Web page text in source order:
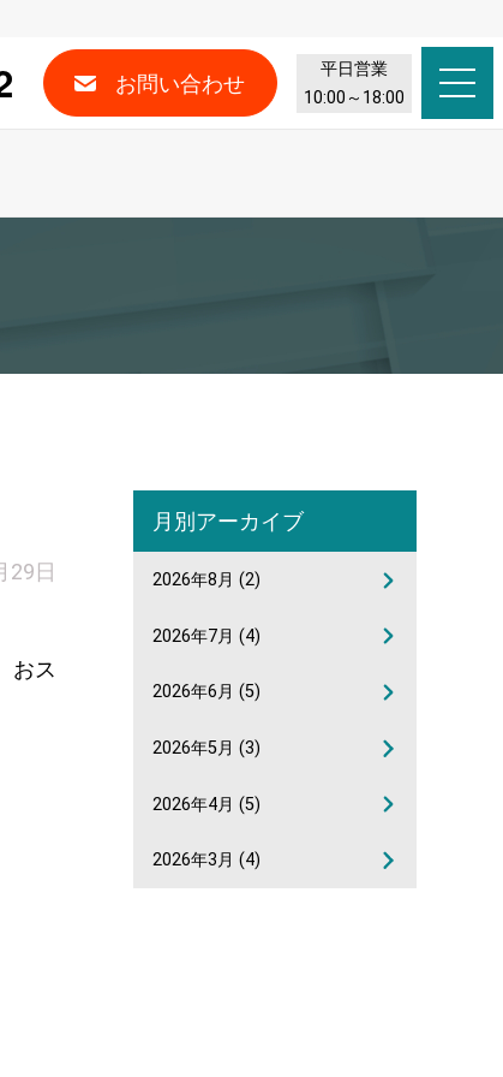
お問い合わせ
平日営業
10:00～18:00
29日
おス
月別アーカイブ
2026年8月 (2)
2026年7月 (4)
2026年6月 (5)
2026年5月 (3)
2026年4月 (5)
2026年3月 (4)